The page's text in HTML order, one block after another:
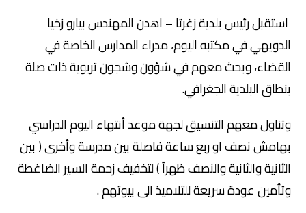
⁠استقبل رئيس بلدية زغرتا – اهدن المهندس بيارو زخيا
الدويهي في مكتبه اليوم، مدراء المدارس الخاصة في
القضاء، وبحث معهم في شؤون وشجون تربوية ذات صلة
بنطاق البلدية الجغرافي.
وتناول معهم التنسيق لجهة موعد أنتهاء اليوم الدراسي
بهامش نصف او ربع ساعة فاصلة بين مدرسة وأخرى ( بين
الثانية والثانية والنصف ظهراً ) لتخفيف زحمة السير الضاغطة
وتأمين عودة سريعة للتلاميذ الى بيوتهم .